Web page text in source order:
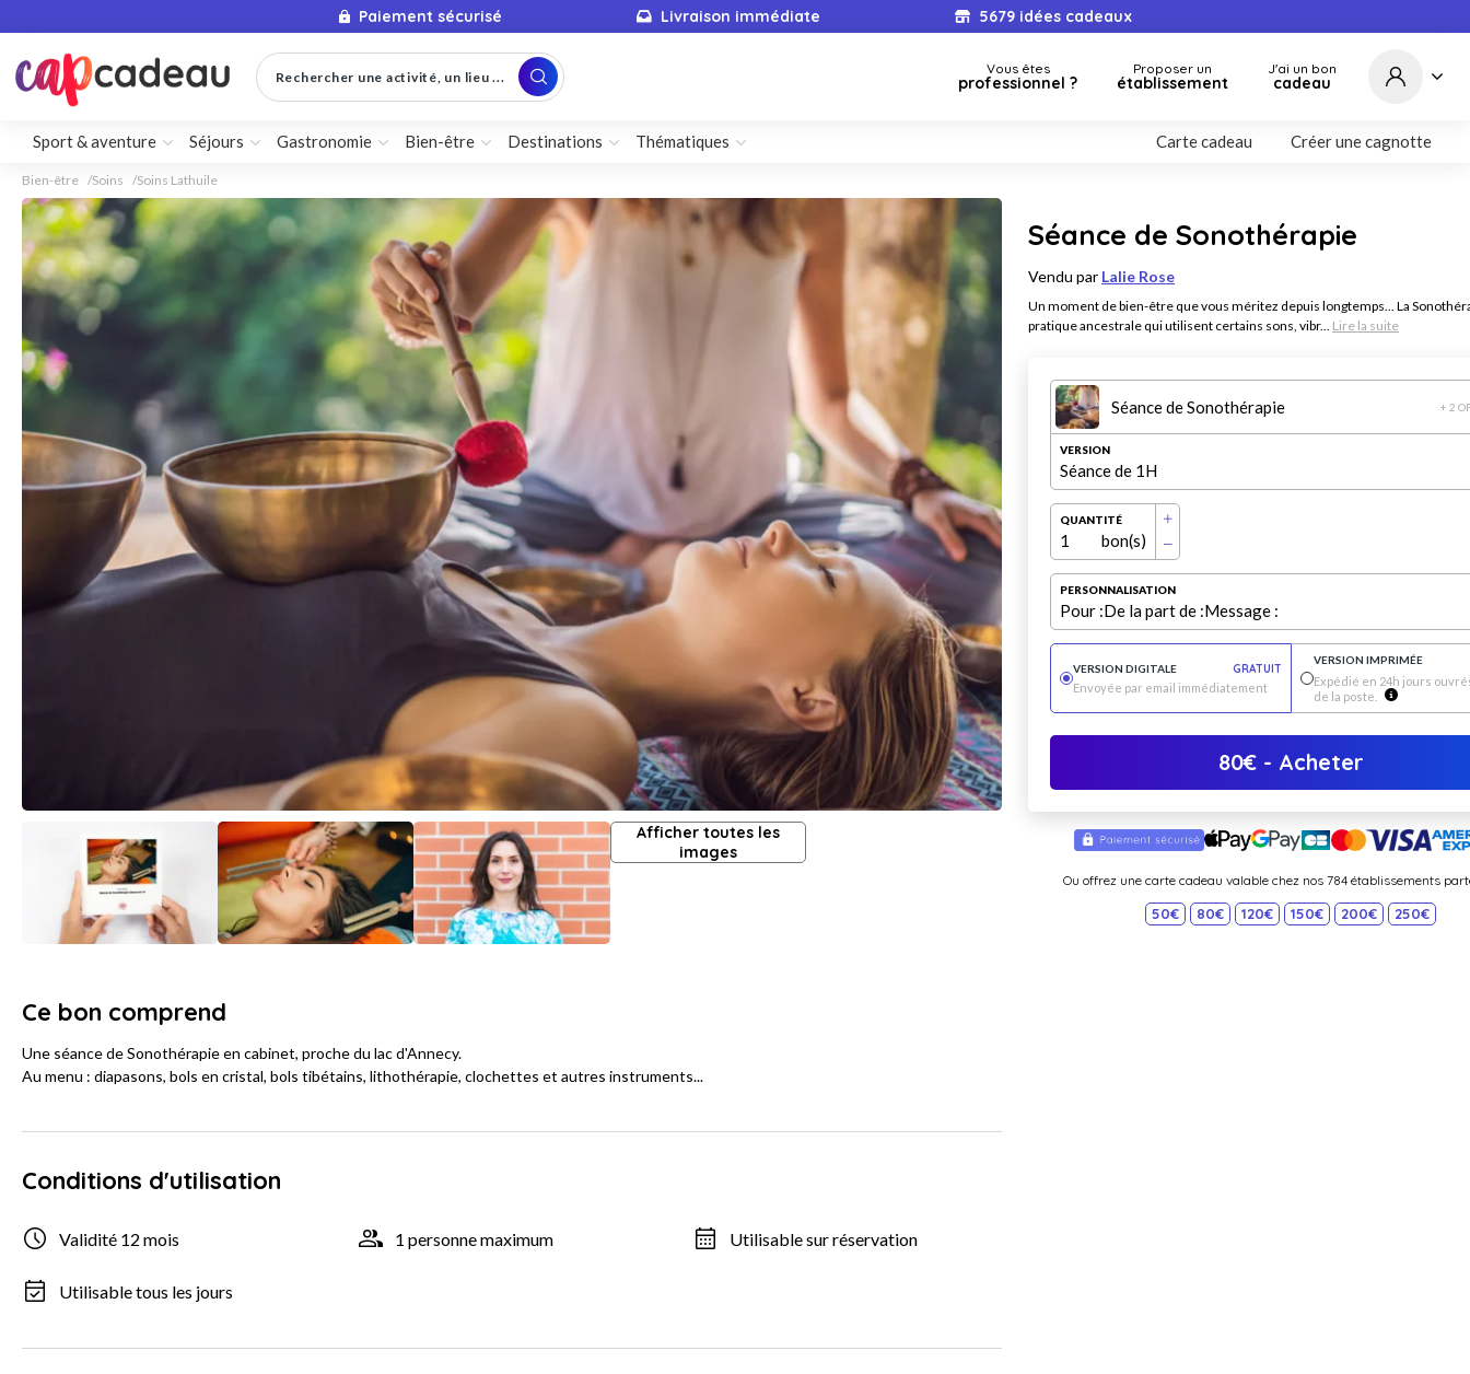
Paiement sécurisé Livraison immédiate 5679 idées cadeaux
Rechercher une activité, un lieu ... Vous êtes
professionnel ?
Proposer un
établissement
J'ai un bon
cadeau
Sport & aventure Séjours Gastronomie Bien-être Destinations Thématiques Carte cadeau Créer une cagnotte
Bien-être Soins Soins Lathuile
Afficher toutes les
images
Séance de Sonothérapie
Vendu par Lalie Rose
Un moment de bien-être que vous méritez depuis longtemps... La
pratique ancestrale qui utilisent certains sons, vibr... Lire la suite
Séance de Sonothérapie + 2
VERSION
Séance de 1H
QUANTITÉ
1 bon(s)
PERSONNALISATION
Pour :De la part de :Message :
VERSION DIGITALE
GRATUIT
Envoyée par email immédiatement
VERSION IMPRIMÉE
Expédié en 24h jours
de la poste.
80€- Acheter
Ou offrez une carte cadeau valable chez nos 784 établissements
50€ 80€ 120€ 150€ 200€ 250€
Ce bon comprend
Une séance de Sonothérapie en cabinet, proche du lac d'Annecy.
Au menu : diapasons, bols en cristal, bols tibétains, lithothérapie, clochettes et autres instruments...
Conditions d'utilisation
Validité 12 mois 1 personne maximum Utilisable sur réservation
Utilisable tous les jours